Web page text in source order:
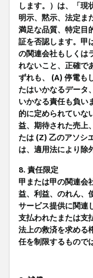
します。）は、「現
明示、黙示、法定ま
満足な品質、特定目
証を否認します。甲
の関連会社もしくは
れないこと、正確で
ずれも、 (A) 停電も
たはいかなるデータ
いかなる責任も負い
的に定められていな
益、期待された売上
たは (Z) 乙のアソシ
は、適用法により除
8. 責任限定
甲または甲の関連会
益、利益、のれん、
サービス提供に関連
支払われたまたは支
法上の救済を求める
任を制限するもので